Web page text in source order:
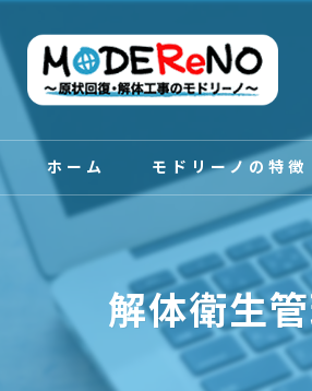
ホーム モドリーノの特徴
スタッフ紹介
解体衛生